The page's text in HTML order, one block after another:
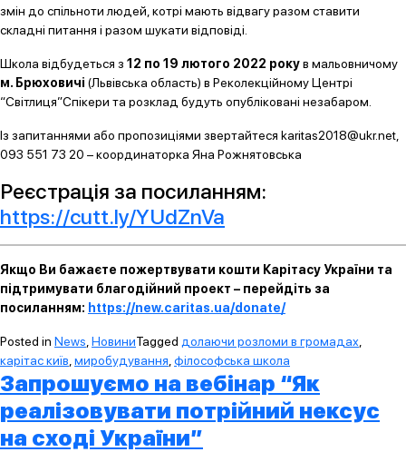
змін до спільноти людей, котрі мають відвагу разом ставити
складні питання і разом шукати відповіді.
Школа відбудеться з 12 по 19 лютого 2022 рокув мальовничому
м. Брюховичі (Львівська область) в Реколекційному Центрі
“Світлиця”Спікери та розклад будуть опубліковані незабаром.
Із запитаннями або пропозиціями звертайтеся karitas2018@ukr.net,
093 551 73 20 – координаторка Яна Рожнятовська
Реєстрація за посиланням:
https://cutt.ly/YUdZnVa
Якщо Ви бажаєте пожертвувати кошти Карітасу України та
підтримувати благодійний проект – перейдіть за
посиланням: https://new.caritas.ua/donate/
Posted in News НовиниTagged долаючи розломи в громадах
карітас київ миробудування філософська школа
Запрошуємо на вебінар “Як
реалізовувати потрійний нексус
на сході України”